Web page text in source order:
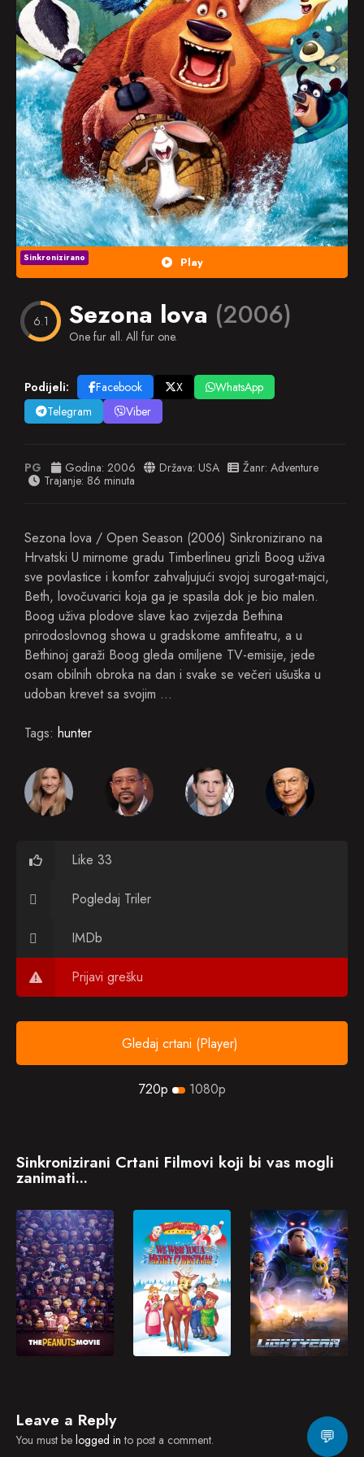
Popularno
Nasumično
Favorites
Play
Sinkronizirano
6.1 Sezona lova (2006)
One fur all. All fur one.
Podijeli: Facebook X
WhatsApp
Telegram
Viber
PG Godina: 2006 Država: USA Žanr: Adventure
Trajanje: 86 minuta
Sezona lova / Open Season (2006) Sinkronizirano na
Hrvatski U mirnome gradu Timberlineu grizli Boog uživa
sve povlastice i komfor zahvaljujući svojoj surogat-majci,
Beth, lovočuvarici koja ga je spasila dok je bio malen.
Boog uživa plodove slave kao zvijezda Bethina
prirodoslovnog showa u gradskome amfiteatru, a u
Bethinoj garaži Boog gleda omiljene TV-emisije, jede
osam obilnih obroka na dan i svake se večeri ušuška u
udoban krevet sa svojim …
Tags: hunter
Like 33
Pogledaj Triler
IMDb
Prijavi grešku
Gledaj crtani (Player)
720p 1080p
Sinkronizirani Crtani Filmovi koji bi vas mogli
zanimati...
Leave a Reply
You must be logged in to post a comment. 💬